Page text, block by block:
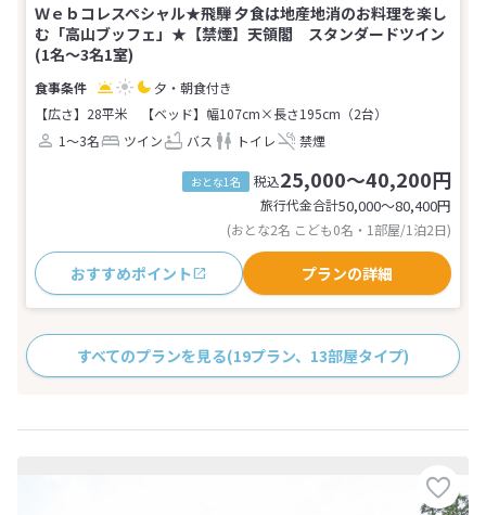
Ｗｅｂコレスペシャル★飛騨 夕食は地産地消のお料理を楽し
む「高山ブッフェ」★【禁煙】天領閣 スタンダードツイン
(1名～3名1室)
夕・朝食付き
【広さ】28平米
【ベッド】幅107cm×長さ195cm（2台）
1～3名
ツイン バス トイレ 禁煙
おとな1名 税込25,000～40,200円
旅行代金合計50,000〜80,400円
(おとな2名 こども0名・1部屋/1泊2日)
おすすめポイント プランの詳細
すべてのプランを見る(19プラン、13部屋タイプ)